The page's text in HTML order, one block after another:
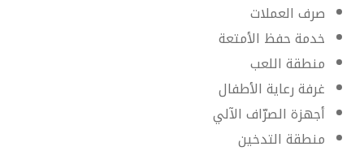
صرف العملات
خدمة حفظ الأمتعة
منطقة اللعب
غرفة رعاية الأطفال
أجهزة الصرّاف الآلي
منطقة التدخين